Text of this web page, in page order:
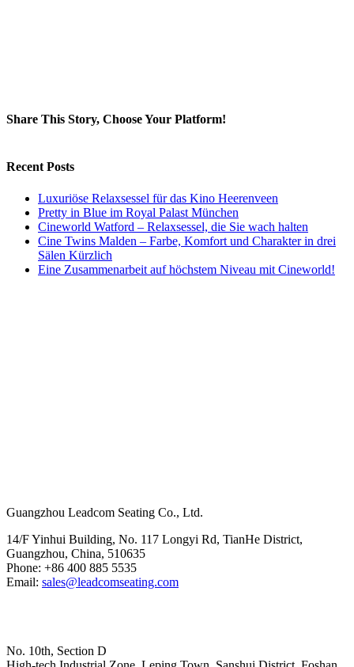
Share This Story, Choose Your Platform!
Recent Posts
Luxuriöse Relaxsessel für das Kino Heerenveen
Pretty in Blue im Royal Palast München
Cineworld Watford – Relaxsessel, die Sie wach halten
Cine Twins Malden – Farbe, Komfort und Charakter in drei
Sälen Kürzlich
Eine Zusammenarbeit auf höchstem Niveau mit Cineworld!
Guangzhou Leadcom Seating Co., Ltd.
14/F Yinhui Building, No. 117 Longyi Rd, TianHe District,
Guangzhou, China, 510635
Phone: +86 400 885 5535
Email: sales@leadcomseating.com
No. 10th, Section D